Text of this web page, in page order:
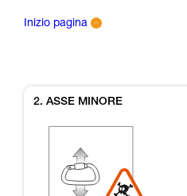
Inizio pagina
2. ASSE MINORE